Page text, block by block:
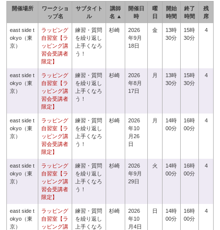
開催場所
ワークショ
ップ名
サブタイト
ル
講師
名 ▲
開催日
時
曜
日
開始
時間
終了
時間
残
席
east side t
okyo（東
京）
ラッピング
自習室【ラ
ッピング講
習会受講者
限定】
練習・質問
を繰り返し
上手くなろ
う！
杉崎
2026
年9月
18日
金
13時
30分
15時
30分
4
east side t
okyo（東
京）
ラッピング
自習室【ラ
ッピング講
習会受講者
限定】
練習・質問
を繰り返し
上手くなろ
う！
杉崎
2026
年8月
17日
月
13時
30分
15時
30分
4
east side t
okyo（東
京）
ラッピング
自習室【ラ
ッピング講
習会受講者
限定】
練習・質問
を繰り返し
上手くなろ
う！
杉崎
2026
年10
月26
日
月
14時
00分
16時
00分
4
east side t
okyo（東
京）
ラッピング
自習室【ラ
ッピング講
習会受講者
限定】
練習・質問
を繰り返し
上手くなろ
う！
杉崎
2026
年9月
29日
火
14時
00分
16時
00分
4
east side t
okyo（東
京）
ラッピング
自習室【ラ
ッピング講
練習・質問
を繰り返し
上手くなろ
杉崎
2026
年10
月4日
日
14時
00分
16時
00分
4